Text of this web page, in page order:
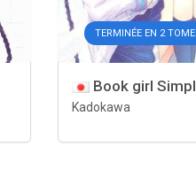
TERMINÉE EN 2
Book girl
Kadokawa